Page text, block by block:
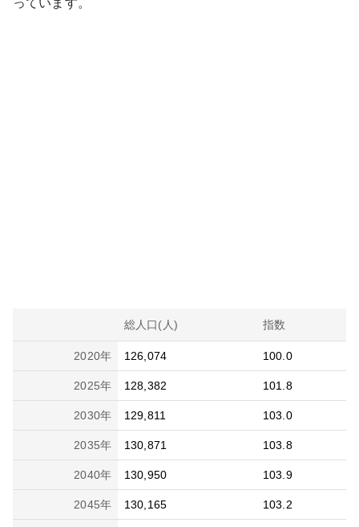
っています。
総人口(人) 指数
2020年 126,074 100.0
2025年 128,382 101.8
2030年 129,811 103.0
2035年 130,871 103.8
2040年 130,950 103.9
2045年 130,165 103.2